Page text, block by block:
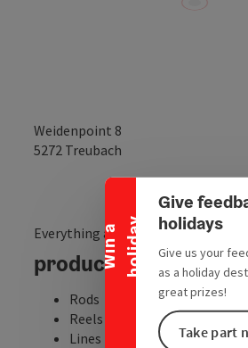
W
i
n
a
h
o
l
i
d
a y
Collapse banner
Give
holidays
Give us your
as a holiday
great prizes!
Take part
Weidenpoint 8
5272 Treubach
Everything about fishing
products
Rods
Reels
Lines